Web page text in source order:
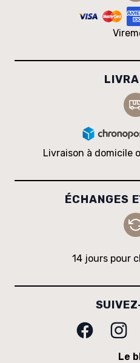
Livraison à domicile
ÉCHANGES
14 jours pour
Facebook
Le